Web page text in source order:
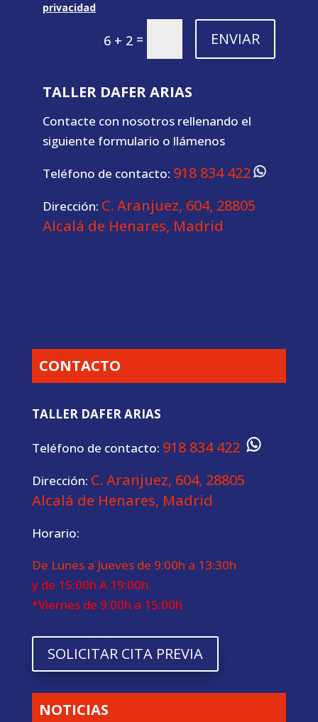
privacidad
6 + 2 = ENVIAR
TALLER DAFER ARIAS
Contacte con nosotros rellenando el
siguiente formulario o llámenos
Teléfono de contacto: 918 834 422
Dirección: C. Aranjuez, 604, 28805
Alcalá de Henares, Madrid
CONTACTO
TALLER DAFER ARIAS
Teléfono de contacto: 918 834 422
Dirección: C. Aranjuez, 604, 28805
Alcalá de Henares, Madrid
Horario:
De Lunes a Jueves de 9:00h a 13:30h
y de 15:00h A 19:00h.
*Viernes de 9:00h a 15:00h
SOLICITAR CITA PREVIA
NOTICIAS